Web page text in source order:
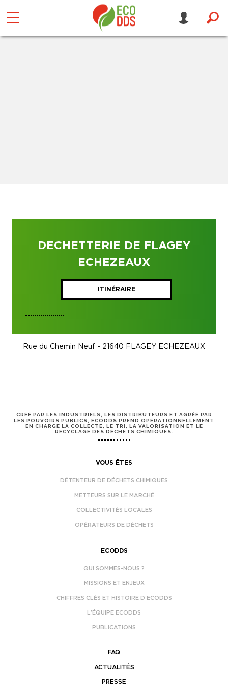
DECHETTERIE DE FLAGEY
ECHEZEAUX
ITINÉRAIRE
Rue du Chemin Neuf - 21640 FLAGEY ECHEZEAUX
CRÉÉ PAR LES INDUSTRIELS, LES DISTRIBUTEURS ET AGRÉÉ PAR
LES POUVOIRS PUBLICS, ECODDS PREND OPÉRATIONNELLEMENT
EN CHARGE LA COLLECTE, LE TRI, LA VALORISATION ET LE
RECYCLAGE DES DÉCHETS CHIMIQUES.
VOUS ÊTES
DÉTENTEUR DE DÉCHETS CHIMIQUES
METTEURS SUR LE MARCHÉ
COLLECTIVITÉS LOCALES
OPÉRATEURS DE DÉCHETS
ECODDS
QUI SOMMES-NOUS ?
MISSIONS ET ENJEUX
CHIFFRES CLÉS ET HISTOIRE D’ECODDS
L’ÉQUIPE ECODDS
PUBLICATIONS
FAQ
ACTUALITÉS
PRESSE